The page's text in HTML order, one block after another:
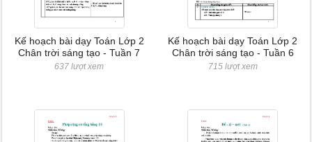
Kế hoạch bài dạy Toán Lớp 2
Chân trời sáng tạo - Tuần 7
637 lượt xem
Kế hoạch bài dạy Toán Lớp 2
Chân trời sáng tạo - Tuần 6
715 lượt xem